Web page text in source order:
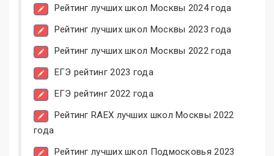
Рейтинг лучших школ Москвы 2024 года
Рейтинг лучших школ Москвы 2023 года
Рейтинг лучших школ Москвы 2022 года
ЕГЭ рейтинг 2023 года
ЕГЭ рейтинг 2022 года
Рейтинг RAEX лучших школ Москвы 2022
года
Рейтинг лучших школ Подмосковья 2023